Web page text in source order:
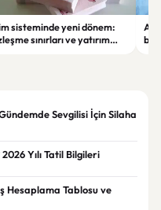
sisteminde yeni dönem:
sınırları ve yatırım
Sevgilisi İçin Silaha
Yılı Tatil Bilgileri
Hesaplama Tablosu ve